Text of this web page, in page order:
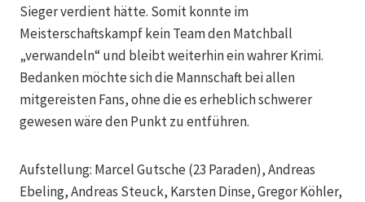
Sieger verdient hätte. Somit konnte im
Meisterschaftskampf kein Team den Matchball
„verwandeln“ und bleibt weiterhin ein wahrer Krimi.
Bedanken möchte sich die Mannschaft bei allen
mitgereisten Fans, ohne die es erheblich schwerer
gewesen wäre den Punkt zu entführen.
Aufstellung: Marcel Gutsche (23 Paraden), Andreas
Ebeling, Andreas Steuck, Karsten Dinse, Gregor Köhler,